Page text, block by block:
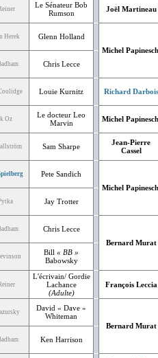
Le Sénateur Bob
Rumson
Joël Martineau
Herek
Glenn Holland
Michel
Chris Lecce
Louie Kurnitz Richard Darbois
Oz
Le docteur Leo
Marvin
Michel
Sam Sharpe
Jean-Pierre
Cassel
Pete Sandich
Michel
Jay Trotter
Chris Lecce
Bernard Murat
Bill « BB »
Babowsky
L'écrivain/ Gordie
Lachance
(Adulte)
François Leccia
David « Dave »
Whiteman
Bernard Murat
Ken Harrison